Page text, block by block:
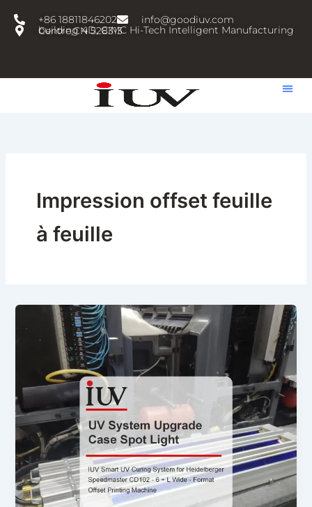
+86 18811846202
info@goodiuv.com
building 4D, CIMC Hi-Tech Intelligent Manufacturing Centre,CN 528313
Impression offset feuille
à feuille